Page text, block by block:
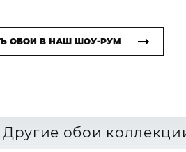
ОБОИ В НАШ ШОУ-РУМ
Другие обои